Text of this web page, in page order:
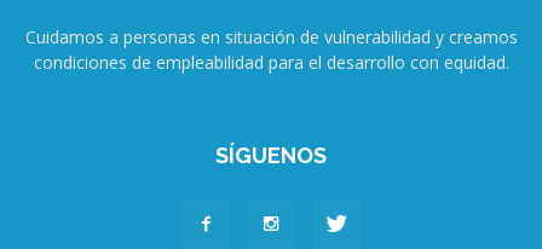
Cuidamos a personas en situación de vulnerabilidad y creamos
condiciones de empleabilidad para el desarrollo con equidad.
SÍGUENOS